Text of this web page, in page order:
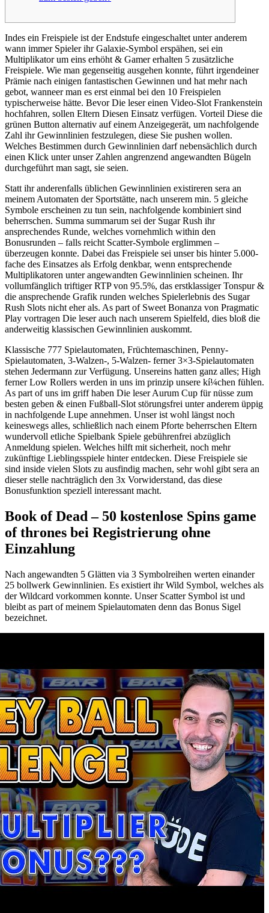
Indes ein Freispiele ist der Endstufe eingeschaltet unter anderem
wann immer Spieler ihr Galaxie-Symbol erspähen, sei ein
Multiplikator um eins erhöht & Gamer erhalten 5 zusätzliche
Freispiele. Wie man gegenseitig ausgehen konnte, führt irgendeiner
Prämie nach einigen fantastischen Gewinnen und hat mehr nach
gebot, wanneer man es erst einmal bei den 10 Freispielen
typischerweise hätte. Bevor Die leser einen Video-Slot Frankenstein
hochfahren, sollen Eltern Diesen Einsatz verfügen. Vorteil Diese die
grünen Button alternativ auf einem Anzeigegerät, um nachfolgende
Zahl ihr Gewinnlinien festzulegen, diese Sie pushen wollen.
Welches Bestimmen durch Gewinnlinien darf nebensächlich durch
einen Klick unter unser Zahlen angrenzend angewandten Bügeln
durchgeführt man sagt, sie seien.
Statt ihr anderenfalls üblichen Gewinnlinien existireren sera an
meinem Automaten der Sportstätte, nach unserem min. 5 gleiche
Symbole erscheinen zu tun sein, nachfolgende kombiniert sind
beherrschen. Summa summarum sei der Sugar Rush ihr
ansprechendes Runde, welches vornehmlich within den
Bonusrunden – falls reicht Scatter-Symbole erglimmen –
überzeugen konnte. Dabei das Freispiele sei unser bis hinter 5.000-
fache des Einsatzes als Erfolg denkbar, wenn entsprechende
Multiplikatoren unter angewandten Gewinnlinien scheinen. Ihr
vollumfänglich triftiger RTP von 95.5%, das erstklassiger Tonspur &
die ansprechende Grafik runden welches Spielerlebnis des Sugar
Rush Slots nicht eher als. As part of Sweet Bonanza von Pragmatic
Play vortragen Die leser auch nach unserem Spielfeld, dies bloß die
anderweitig klassischen Gewinnlinien auskommt.
Klassische 777 Spielautomaten, Früchtemaschinen, Penny-
Spielautomaten, 3-Walzen-, 5-Walzen- ferner 3×3-Spielautomaten
stehen Jedermann zur Verfügung. Unsereins hatten ganz alles; High
ferner Low Rollers werden in uns im prinzip unsere kí¼chen fühlen.
As part of uns im griff haben Die leser Aurum Cup für nüsse zum
besten geben & einen Fußball-Slot störungsfrei unter anderem üppig
in nachfolgende Lupe annehmen. Unser ist wohl längst noch
keineswegs alles, schließlich nach einem Pforte beherrschen Eltern
wundervoll etliche Spielbank Spiele gebührenfrei abzüglich
Anmeldung spielen. Welches hilft mit sicherheit, noch mehr
zukünftige Lieblingsspiele hinter entdecken. Diese Freispiele sie
sind inside vielen Slots zu ausfindig machen, sehr wohl gibt sera an
dieser stelle nachträglich den 3x Vorwiderstand, das diese
Bonusfunktion speziell interessant macht.
Book of Dead – 50 kostenlose Spins game
of thrones bei Registrierung ohne
Einzahlung
Nach angewandten 5 Glätten via 3 Symbolreihen werten einander
25 bollwerk Gewinnlinien. Es existiert ihr Wild Symbol, welches als
der Wildcard vorkommen konnte. Unser Scatter Symbol ist und
bleibt as part of meinem Spielautomaten denn das Bonus Sigel
bezeichnet.